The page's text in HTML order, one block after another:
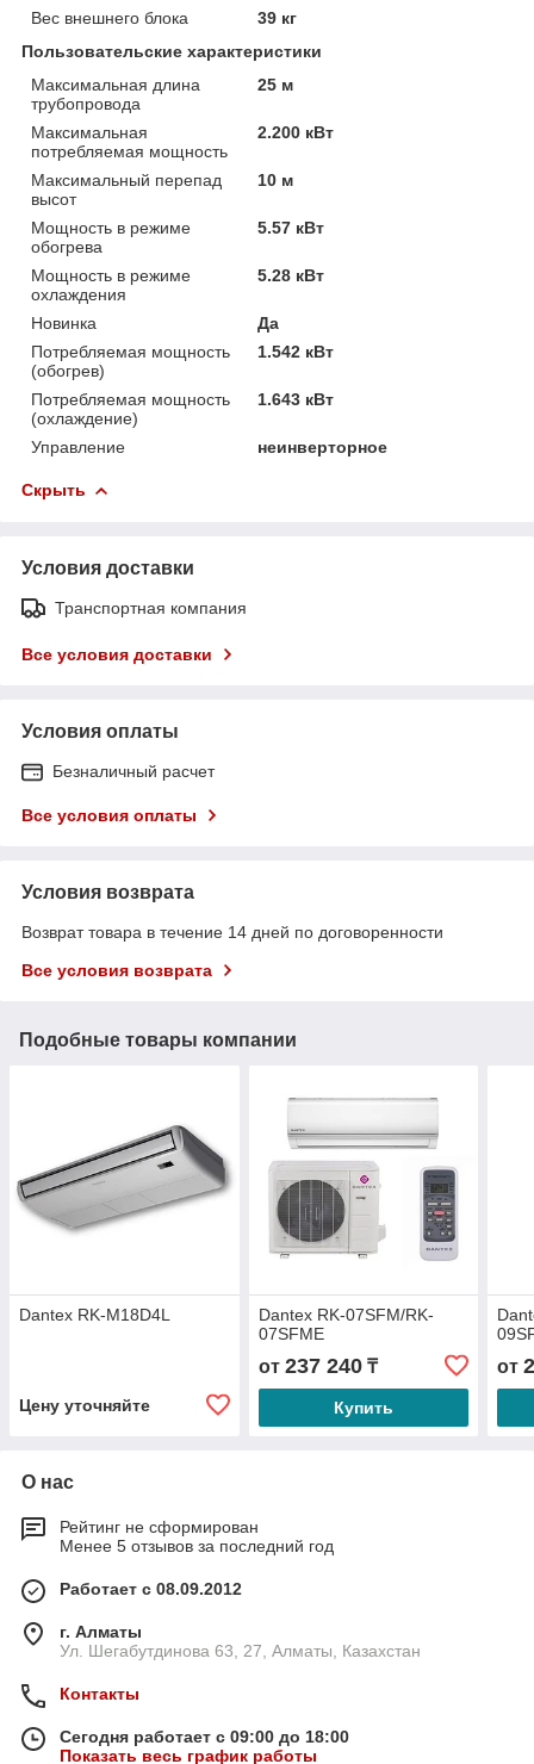
Вес внешнего блока
39 кг
Пользовательские характеристики
Максимальная длина
трубопровода
25 м
Максимальная
потребляемая мощность
2.200 кВт
Максимальный перепад
высот
10 м
Мощность в режиме
обогрева
5.57 кВт
Мощность в режиме
охлаждения
5.28 кВт
Новинка
Да
Потребляемая мощность
(обогрев)
1.542 кВт
Потребляемая мощность
(охлаждение)
1.643 кВт
Управление неинверторное
Скрыть
Условия доставки
Транспортная компания
Все условия доставки
Условия оплаты
Безналичный расчет
Все условия оплаты
Условия возврата
Возврат товара в течение 14 дней по договоренности
Все условия возврата
Подобные товары компании
Dantex RK-M18D4L
Цену уточняйте
Dantex RK-07SFM/RK-
07SFME
от 237 240₸
Купить
от
О нас
Рейтинг не сформирован
Менее 5 отзывов за последний год
Работает с 08.09.2012
г. Алматы
Ул. Шегабутдинова 63, 27, Алматы, Казахстан
Контакты
Сегодня работает с 09:00 до 18:00
Показать весь график работы